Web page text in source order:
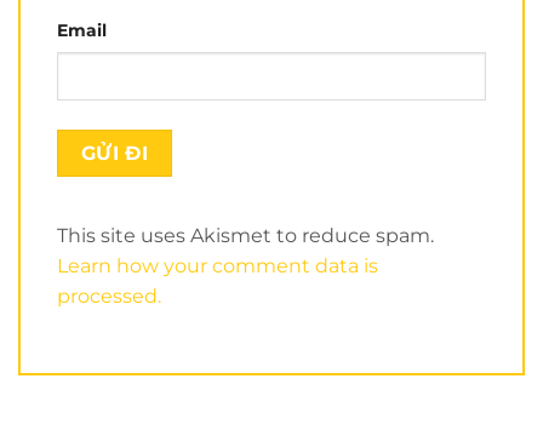
Email
This site uses Akismet to reduce spam.
Learn how your comment data is
processed.